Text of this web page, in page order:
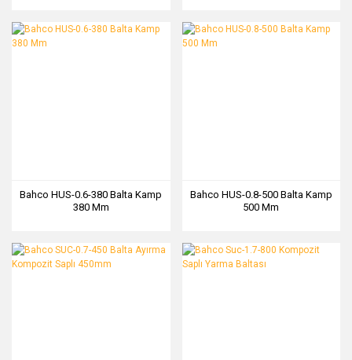
Bahco HUS-0.6-380 Balta Kamp
380 Mm
Bahco HUS-0.8-500 Balta Kamp
500 Mm